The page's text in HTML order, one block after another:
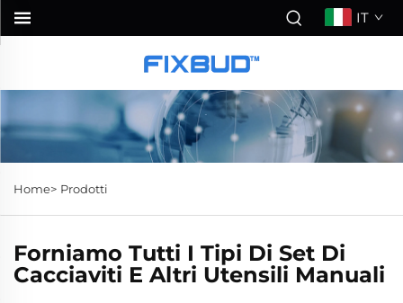
IT
Home> Prodotti
Forniamo Tutti I Tipi Di Set Di
Cacciaviti E Altri Utensili Manuali